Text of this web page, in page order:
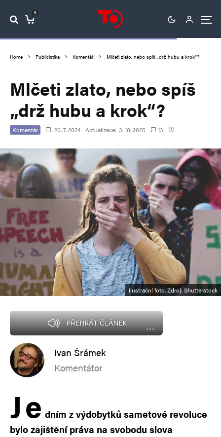
0
Home Publicistika Komentář Mlčeti zlato, nebo spíš „drž hubu a krok“?
Mlčeti zlato, nebo spíš
„drž hubu a krok“?
Komentář 20. 7. 2024 Aktualizace: 3. 10. 2025 13
Ilustrační foto. Zdroj: Shutterstock
PŘEHRÁT ČLÁNEK
Ivan Šrámek
Komentátor
Je dním z výdobytků sametové revoluce
bylo zajištění práva na svobodu slova